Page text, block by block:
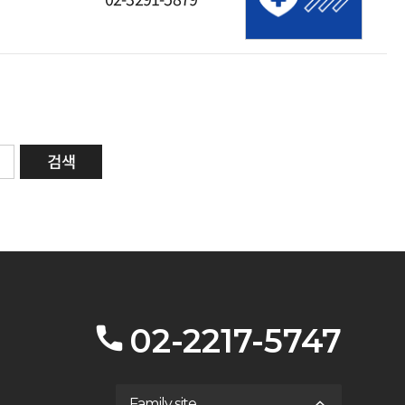
02-2217-5747